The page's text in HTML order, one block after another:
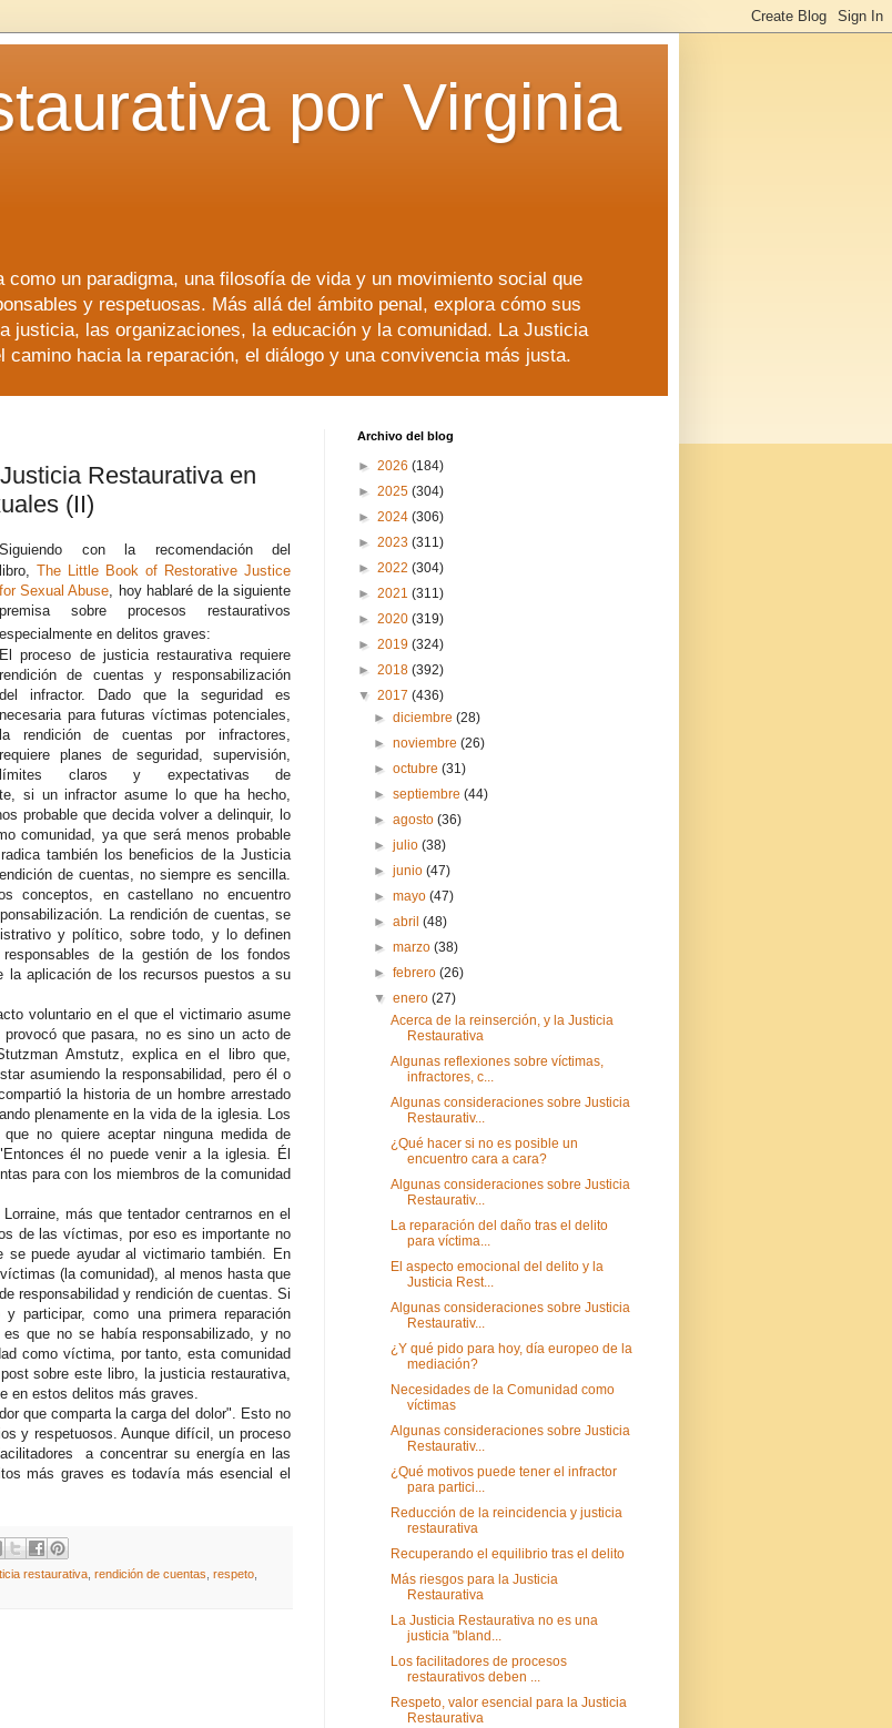
por Virginia
un paradigma, una filosofía de vida y un movimiento social que
y respetuosas. Más allá del ámbito penal, explora cómo sus
justicia, las organizaciones, la educación y la comunidad. La Justicia
camino hacia la reparación, el diálogo y una convivencia más justa.
Restaurativa en
(II)
Siguiendo con la recomendación del
libro,The Little Book of Restorative Justice
for Sexual Abuse, hoy hablaré de la siguiente
premisa sobre procesos restaurativos
especialmente en delitos graves:
El proceso de justicia restaurativa requiere
rendición de cuentas y responsabilización
del infractor. Dado que la seguridad es
necesaria para futuras víctimas potenciales,
la rendición de cuentas por infractores,
requiere planes de seguridad, supervisión,
límites claros y expectativas de
si un infractor asume lo que ha hecho,
probable que decida volver a delinquir, lo
comunidad, ya que será menos probable
también los beneficios de la Justicia
de cuentas, no siempre es sencilla.
conceptos, en castellano no encuentro
La rendición de cuentas, se
y político, sobre todo, y lo definen
de la gestión de los fondos
la aplicación de los recursos puestos a su
voluntario en el que el victimario asume
que pasara, no es sino un acto de
Amstutz, explica en el libro que,
asumiendo la responsabilidad, pero él o
la historia de un hombre arrestado
plenamente en la vida de la iglesia. Los
no quiere aceptar ninguna medida de
él no puede venir a la iglesia. Él
para con los miembros de la comunidad
más que tentador centrarnos en el
de las víctimas, por eso es importante no
se puede ayudar al victimario también. En
(la comunidad), al menos hasta que
responsabilidad y rendición de cuentas. Si
participar, como una primera reparación
que no se había responsabilizado, y no
como víctima, por tanto, esta comunidad
sobre este libro, la justicia restaurativa,
en estos delitos más graves.
que comparta la carga del dolor". Esto no
y respetuosos. Aunque difícil, un proceso
a concentrar su energía en las
más graves es todavía más esencial el
restaurativa, rendición de cuentas, respeto,
Archivo del blog
► 2026 (184)
► 2025 (304)
► 2024 (306)
► 2023 (311)
► 2022 (304)
► 2021 (311)
► 2020 (319)
► 2019 (324)
► 2018 (392)
▼ 2017 (436)
►diciembre(28)
►noviembre(26)
►octubre(31)
►septiembre(44)
►agosto(36)
►julio(38)
►junio(47)
►mayo(47)
►abril(48)
►marzo(38)
►febrero(26)
▼enero(27)
Acerca de la reinserción, y la Justicia
Restaurativa
Algunas reflexiones sobre víctimas,
infractores, c...
Algunas consideraciones sobre Justicia
Restaurativ...
¿Qué hacer si no es posible un
encuentro cara a cara?
Algunas consideraciones sobre Justicia
Restaurativ...
La reparación del daño tras el delito
para víctima...
El aspecto emocional del delito y la
Justicia Rest...
Algunas consideraciones sobre Justicia
Restaurativ...
¿Y qué pido para hoy, día europeo de la
mediación?
Necesidades de la Comunidad como
víctimas
Algunas consideraciones sobre Justicia
Restaurativ...
¿Qué motivos puede tener el infractor
para partici...
Reducción de la reincidencia y justicia
restaurativa
Recuperando el equilibrio tras el delito
Más riesgos para la Justicia
Restaurativa
La Justicia Restaurativa no es una
justicia "bland...
Los facilitadores de procesos
restaurativos deben ...
Respeto, valor esencial para la Justicia
Restaurativa